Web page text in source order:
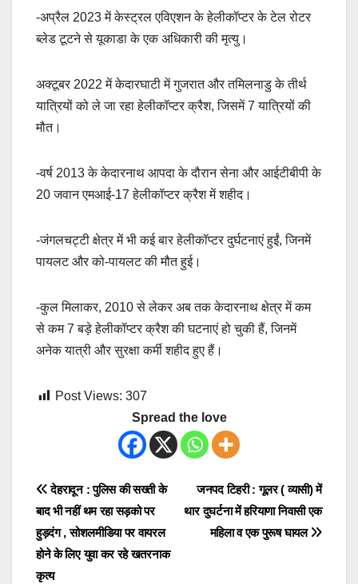
-अप्रैल 2023 में केस्ट्रल एविएशन के हेलीकॉप्टर के टेल रोटर
ब्लेड टूटने से यूकाडा के एक अधिकारी की मृत्यु।
अक्टूबर 2022 में केदारघाटी में गुजरात और तमिलनाडु के तीर्थ
यात्रियों को ले जा रहा हेलीकॉप्टर क्रैश, जिसमें 7 यात्रियों की
मौत।
-वर्ष 2013 के केदारनाथ आपदा के दौरान सेना और आईटीबीपी के
20 जवान एमआई-17 हेलीकॉप्टर क्रैश में शहीद।
-जंगलचट्टी क्षेत्र में भी कई बार हेलीकॉप्टर दुर्घटनाएं हुईं, जिनमें
पायलट और को-पायलट की मौत हुई।
-कुल मिलाकर, 2010 से लेकर अब तक केदारनाथ क्षेत्र में कम
से कम 7 बड़े हेलीकॉप्टर क्रैश की घटनाएं हो चुकी हैं, जिनमें
अनेक यात्री और सुरक्षा कर्मी शहीद हुए हैं।
Post Views: 307
Spread the love
Post
navigation
जनपद टिहरी : गूलर ( व्यासी) में
थार दुघर्टना में हरियाणा निवासी एक
महिला व एक पुरूष घायल
देहरादून : पुलिस की सख्ती के
बाद भी नहीं थम रहा सड़को पर
हुड़दंग , सोशलमीडिया पर वायरल
होने के लिए युवा कर रहे खतरनाक
कृत्य